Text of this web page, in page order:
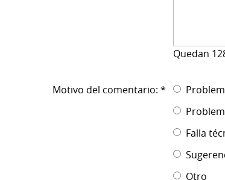
Quedan
Motivo del comentario: *
Falla
Otro